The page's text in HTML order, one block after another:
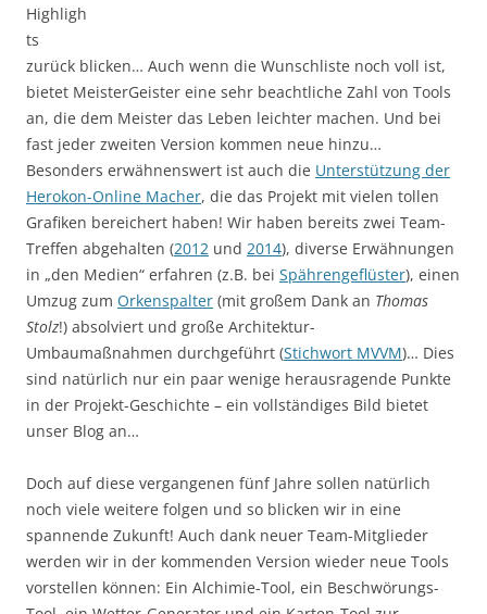
Highligh
ts
zurück blicken… Auch wenn die Wunschliste noch voll ist,
bietet MeisterGeister eine sehr beachtliche Zahl von Tools
an, die dem Meister das Leben leichter machen. Und bei
fast jeder zweiten Version kommen neue hinzu…
Besonders erwähnenswert ist auch die Unterstützung der
Herokon-Online Macher, die das Projekt mit vielen tollen
Grafiken bereichert haben! Wir haben bereits zwei Team-
Treffen abgehalten (2012 und 2014), diverse Erwähnungen
in „den Medien“ erfahren (z.B. bei Spährengeflüster), einen
Umzug zum Orkenspalter (mit großem Dank an Thomas
Stolz!) absolviert und große Architektur-
Umbaumaßnahmen durchgeführt (Stichwort MVVM)… Dies
sind natürlich nur ein paar wenige herausragende Punkte
in der Projekt-Geschichte – ein vollständiges Bild bietet
unser Blog an…
Doch auf diese vergangenen fünf Jahre sollen natürlich
noch viele weitere folgen und so blicken wir in eine
spannende Zukunft! Auch dank neuer Team-Mitglieder
werden wir in der kommenden Version wieder neue Tools
vorstellen können: Ein Alchimie-Tool, ein Beschwörungs-